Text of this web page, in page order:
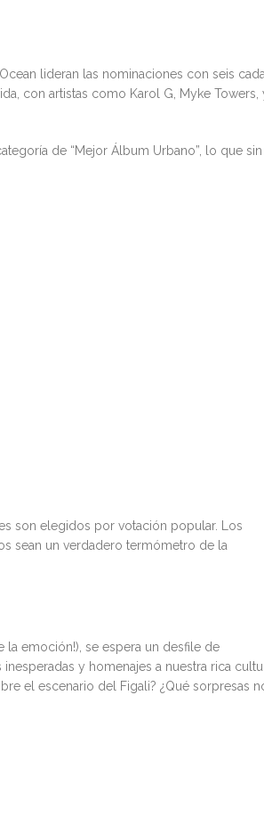
lideran las nominaciones con seis
con artistas como Karol G, Myke Towers,
de “Mejor Álbum Urbano”, lo que sin
son elegidos por votación popular. Los
sean un verdadero termómetro de la
la emoción!), se espera un desfile de
y homenajes a nuestra rica
el escenario del Figali? ¿Qué sorpresas